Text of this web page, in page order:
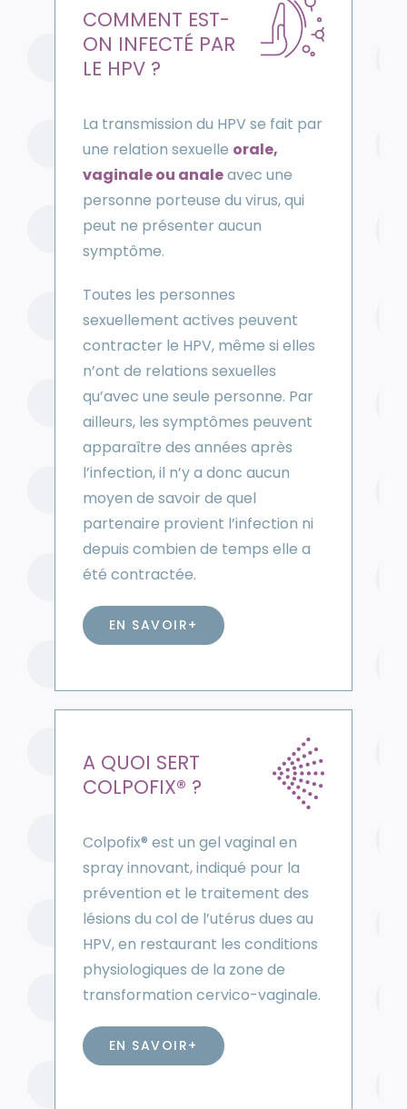
COMMENT EST-
ON INFECTÉ PAR
LE HPV ?
La transmission du HPV se fait par
une relation sexuelle orale,
vaginale ou analeavec une
personne porteuse du virus, qui
peut ne présenter aucun
symptôme.
Toutes les personnes
sexuellement actives peuvent
contracter le HPV, même si elles
n’ont de relations sexuelles
qu’avec une seule personne. Par
ailleurs, les symptômes peuvent
apparaître des années après
l’infection, il n’y a donc aucun
moyen de savoir de quel
partenaire provient l’infection ni
depuis combien de temps elle a
été contractée.
EN SAVOIR+
A QUOI SERT
COLPOFIX® ?
Colpofix® est un gel vaginal en
spray innovant, indiqué pour la
prévention et le traitement des
lésions du col de l’utérus dues au
HPV, en restaurant les conditions
physiologiques de la zone de
transformation cervico-vaginale.
EN SAVOIR+